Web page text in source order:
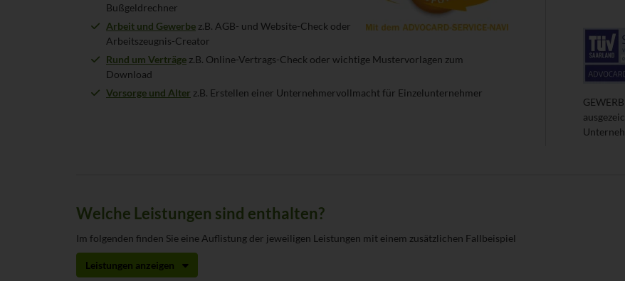
Bußgeldrechner
Arbeit und Gewerbe z.B. AGB- und Website-Check oder
Arbeitszeugnis-Creator
Rund um Verträge z.B. Online-Vertrags-Check oder wichtige Mustervorlagen zum
Download
Vorsorge und Alter z.B. Erstellen einer Unternehmervollmacht für Einzelunternehmer
Welche Leistungen sind enthalten?
Im folgenden finden Sie eine Auflistung der jeweiligen Leistungen mit einem zusätzlichen Fallbeispiel
Leistungen anzeigen